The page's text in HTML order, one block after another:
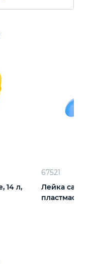
14 л,
67521
Лейка